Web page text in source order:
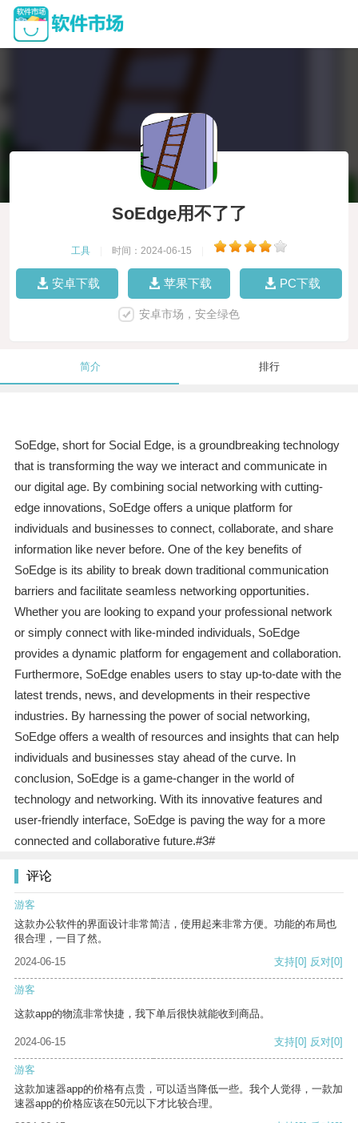
SoEdge用不了了
工具 时间：2024-06-15
安卓下载 苹果下载 PC下载
安卓市场，安全绿色
简介 排行
SoEdge, short for Social Edge, is a groundbreaking technology
that is transforming the way we interact and communicate in
our digital age. By combining social networking with cutting-
edge innovations, SoEdge offers a unique platform for
individuals and businesses to connect, collaborate, and share
information like never before. One of the key benefits of
SoEdge is its ability to break down traditional communication
barriers and facilitate seamless networking opportunities.
Whether you are looking to expand your professional network
or simply connect with like-minded individuals, SoEdge
provides a dynamic platform for engagement and collaboration.
Furthermore, SoEdge enables users to stay up-to-date with the
latest trends, news, and developments in their respective
industries. By harnessing the power of social networking,
SoEdge offers a wealth of resources and insights that can help
individuals and businesses stay ahead of the curve. In
conclusion, SoEdge is a game-changer in the world of
technology and networking. With its innovative features and
user-friendly interface, SoEdge is paving the way for a more
connected and collaborative future.#3#
评论
游客
这款办公软件的界面设计非常简洁，使用起来非常方便。功能的布局也
很合理，一目了然。
2024-06-15
支持[0] 反对[0]
游客
这款app的物流非常快捷，我下单后很快就能收到商品。
2024-06-15 支持[0] 反对[0]
游客
这款加速器app的价格有点贵，可以适当降低一些。我个人觉得，一款加
速器app的价格应该在50元以下才比较合理。